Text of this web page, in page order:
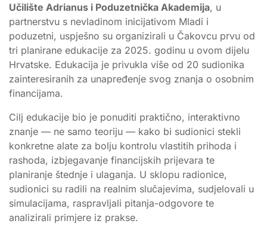
Učilište Adrianus i Poduzetnička Akademija, u
partnerstvu s nevladinom inicijativom Mladi i
poduzetni, uspješno su organizirali u Čakovcu prvu od
tri planirane edukacije za 2025. godinu u ovom dijelu
Hrvatske. Edukacija je privukla više od 20 sudionika
zainteresiranih za unapređenje svog znanja o osobnim
financijama.
Cilj edukacije bio je ponuditi praktično, interaktivno
znanje — ne samo teoriju — kako bi sudionici stekli
konkretne alate za bolju kontrolu vlastitih prihoda i
rashoda, izbjegavanje financijskih prijevara te
planiranje štednje i ulaganja. U sklopu radionice,
sudionici su radili na realnim slučajevima, sudjelovali u
simulacijama, raspravljali pitanja-odgovore te
analizirali primjere iz prakse.